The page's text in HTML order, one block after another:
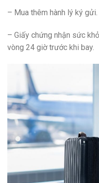
– Mua thêm hành lý ký gửi.
– Giấy chứng nhận sức
vòng 24 giờ trước khi bay.